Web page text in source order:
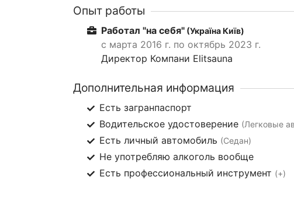
Опыт работы
Работал "на себя" (Україна Київ)
с марта 2016 г. по октябрь 2023 г.
Директор Компани Elitsauna
Дополнительная информация
Есть загранпаспорт
Водительское удостоверение (Легковые
Есть личный автомобиль (Седан)
Не употребляю алкоголь вообще
Есть профессиональный инструмент (+)